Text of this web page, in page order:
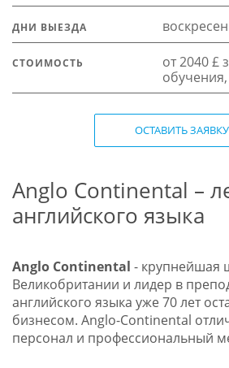
ДНИ ВЫЕЗДА
СТОИМОСТЬ
от 2040 £
ОСТАВИТЬ ЗАЯВКУ
Anglo Continental –
английского языка
Anglo Continental - крупнейшая
Великобритании и лидер в
английского языка уже 70 лет
бизнесом. Anglo-Continental
персонал и профессиональный